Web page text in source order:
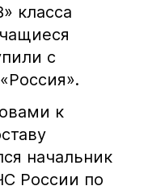
класса
с
к
начальник
России по